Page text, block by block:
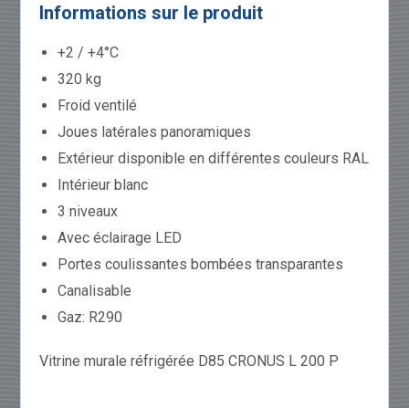
Informations sur le produit
+2 / +4°C
320 kg
Froid ventilé
Joues latérales panoramiques
Extérieur disponible en différentes couleurs RAL
Intérieur blanc
3 niveaux
Avec éclairage LED
Portes coulissantes bombées transparantes
Canalisable
Gaz: R290
Vitrine murale réfrigérée D85 CRONUS L 200 P